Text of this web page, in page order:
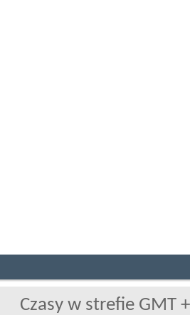
Czasy w strefie GMT